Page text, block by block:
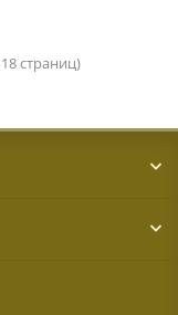
страниц)